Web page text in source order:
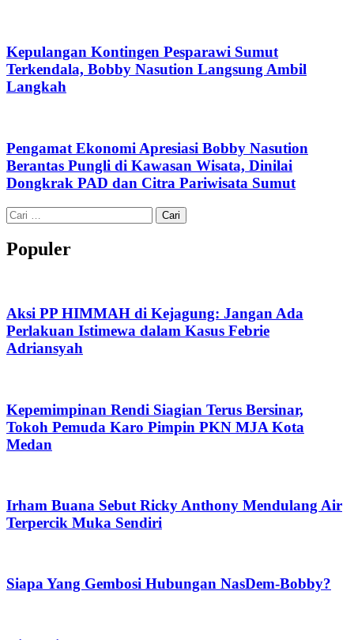
Kepulangan Kontingen Pesparawi Sumut
Terkendala, Bobby Nasution Langsung Ambil
Langkah
Pengamat Ekonomi Apresiasi Bobby Nasution
Berantas Pungli di Kawasan Wisata, Dinilai
Dongkrak PAD dan Citra Pariwisata Sumut
Cari
untuk:
Populer
Aksi PP HIMMAH di Kejagung: Jangan Ada
Perlakuan Istimewa dalam Kasus Febrie
Adriansyah
Kepemimpinan Rendi Siagian Terus Bersinar,
Tokoh Pemuda Karo Pimpin PKN MJA Kota
Medan
Irham Buana Sebut Ricky Anthony Mendulang Air
Terpercik Muka Sendiri
Siapa Yang Gembosi Hubungan NasDem-Bobby?